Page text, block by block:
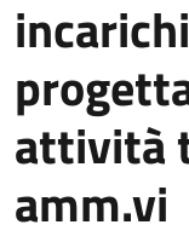
attività
amm.vi